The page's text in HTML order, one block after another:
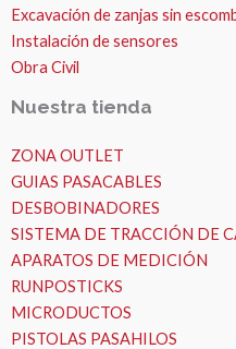
Excavación de zanjas sin
Instalación de sensores
Obra Civil
Nuestra tienda
ZONA OUTLET
GUIAS PASACABLES
DESBOBINADORES
SISTEMA DE TRACCIÓN DE
APARATOS DE MEDICIÓN
RUNPOSTICKS
MICRODUCTOS
PISTOLAS PASAHILOS